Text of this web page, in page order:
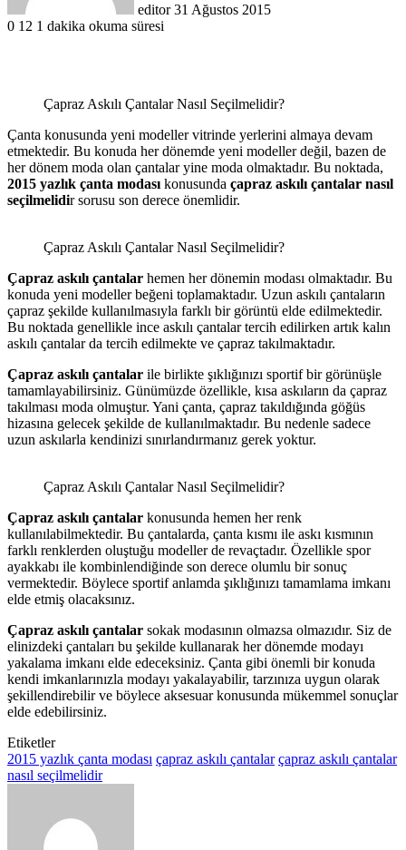
editor 31 Ağustos 2015
0 12 1 dakika okuma süresi
Çapraz Askılı Çantalar Nasıl Seçilmelidir?
Çanta konusunda yeni modeller vitrinde yerlerini almaya devam
etmektedir. Bu konuda her dönemde yeni modeller değil, bazen de
her dönem moda olan çantalar yine moda olmaktadır. Bu noktada,
2015 yazlık çanta modası konusunda çapraz askılı çantalar nasıl
seçilmelidir sorusu son derece önemlidir.
Çapraz Askılı Çantalar Nasıl Seçilmelidir?
Çapraz askılı çantalar hemen her dönemin modası olmaktadır. Bu
konuda yeni modeller beğeni toplamaktadır. Uzun askılı çantaların
çapraz şekilde kullanılmasıyla farklı bir görüntü elde edilmektedir.
Bu noktada genellikle ince askılı çantalar tercih edilirken artık kalın
askılı çantalar da tercih edilmekte ve çapraz takılmaktadır.
Çapraz askılı çantalar ile birlikte şıklığınızı sportif bir görünüşle
tamamlayabilirsiniz. Günümüzde özellikle, kısa askıların da çapraz
takılması moda olmuştur. Yani çanta, çapraz takıldığında göğüs
hizasına gelecek şekilde de kullanılmaktadır. Bu nedenle sadece
uzun askılarla kendinizi sınırlandırmanız gerek yoktur.
Çapraz Askılı Çantalar Nasıl Seçilmelidir?
Çapraz askılı çantalar konusunda hemen her renk
kullanılabilmektedir. Bu çantalarda, çanta kısmı ile askı kısmının
farklı renklerden oluştuğu modeller de revaçtadır. Özellikle spor
ayakkabı ile kombinlendiğinde son derece olumlu bir sonuç
vermektedir. Böylece sportif anlamda şıklığınızı tamamlama imkanı
elde etmiş olacaksınız.
Çapraz askılı çantalar sokak modasının olmazsa olmazıdır. Siz de
elinizdeki çantaları bu şekilde kullanarak her dönemde modayı
yakalama imkanı elde edeceksiniz. Çanta gibi önemli bir konuda
kendi imkanlarınızla modayı yakalayabilir, tarzınıza uygun olarak
şekillendirebilir ve böylece aksesuar konusunda mükemmel sonuçlar
elde edebilirsiniz.
Etiketler
2015 yazlık çanta modası çapraz askılı çantalar çapraz askılı çantalar
nasıl seçilmelidir